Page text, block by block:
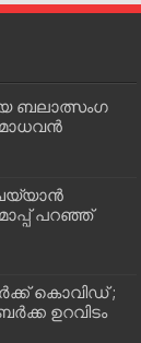
ബലാത്സംഗ
പറഞ്ഞ്
കൊവി‌ഡ് ;
ഉറവിടം